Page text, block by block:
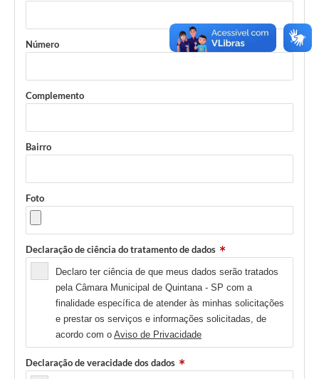
Número
Complemento
Bairro
Foto
Declaração de ciência do tratamento de dados
Declaro ter ciência de que meus dados serão tratados
pela Câmara Municipal de Quintana - SP com a
finalidade específica de atender às minhas solicitações
e prestar os serviços e informações solicitadas, de
acordo com o Aviso de Privacidade
Declaração de veracidade dos dados